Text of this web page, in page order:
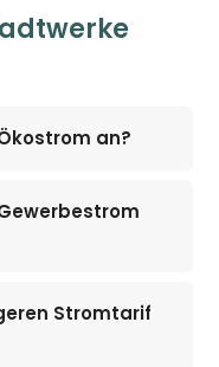
an?
Stromtarif